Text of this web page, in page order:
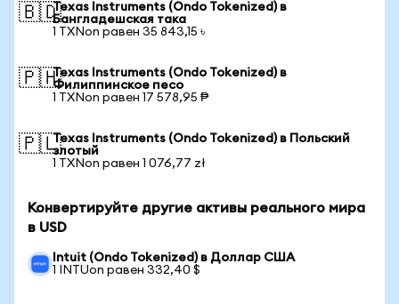
🇧🇩Texas Instruments (Ondo Tokenized) в
Бангладешская така
1 TXNon равен 35 843,15 ৳
🇵🇭Texas Instruments (Ondo Tokenized) в
Филиппинское песо
1 TXNon равен 17 578,95 ₱
🇵🇱Texas Instruments (Ondo Tokenized) в Польский
злотый
1 TXNon равен 1 076,77 zł
Конвертируйте другие активы реального мира
в USD
Intuit (Ondo Tokenized) в Доллар США
1 INTUon равен 332,40 $